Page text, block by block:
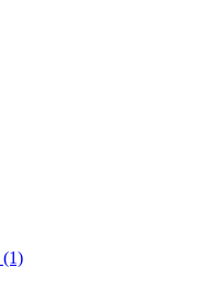
(1)